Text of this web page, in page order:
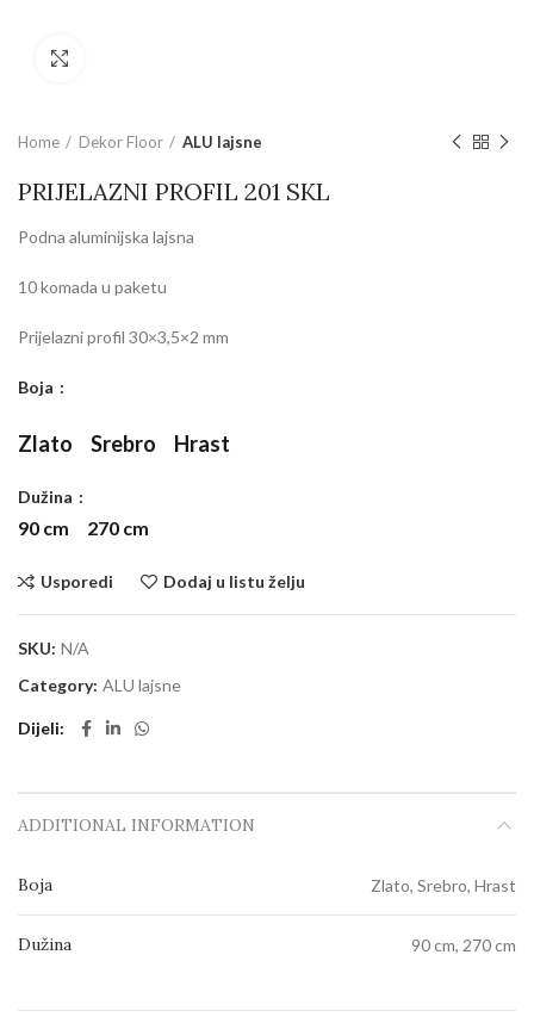
Home Dekor Floor ALU lajsne
PRIJELAZNI PROFIL 201 SKL
Podna aluminijska lajsna
10 komada u paketu
Prijelazni profil 30×3,5×2 mm
Boja
Zlato Srebro Hrast
Dužina
90 cm 270 cm
Usporedi Dodaj u listu želju
SKU: N/A
Category: ALU lajsne
Dijeli
ADDITIONAL INFORMATION
Boja Zlato, Srebro, Hrast
Dužina 90 cm, 270 cm